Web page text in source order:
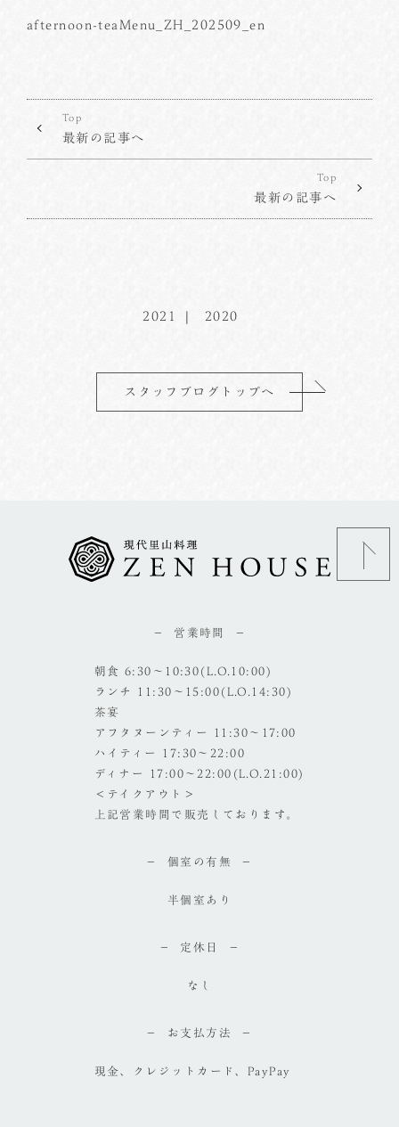
afternoon-teaMenu_ZH_202509_en
Top
最新の記事へ
Top
最新の記事へ
2021 2020
スタッフブログトップへ
営業時間
朝食 6:30～10:30(L.O.10:00)
ランチ 11:30～15:00(L.O.14:30)
茶宴
アフタヌーンティー 11:30～17:00
ハイティー 17:30～22:00
ディナー 17:00～22:00(L.O.21:00)
＜テイクアウト＞
上記営業時間で販売しております。
個室の有無
半個室あり
定休日
なし
お支払方法
現金、クレジットカード、PayPay